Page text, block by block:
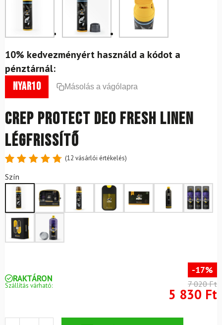
10% kedvezményért használd a kódot a
pénztárnál:
nyar10 Másolás a vágólapra
CREP Protect Deo Fresh Linen
légfrissítő
4.83
5-ből,
értékelés
alapján
(12 vásárlói értékelés)
Szín
RAKTÁRON
Szállítás várható:
-17%
7 020 Ft
5 830 Ft